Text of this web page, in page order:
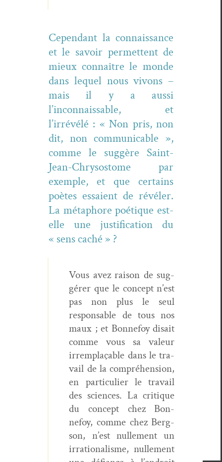
Cepen­dant la con­nais­sance
et le savoir per­me­t­tent de
mieux con­naître le monde
dans lequel nous vivons –
mais il y a aus­si
l’inconnaissable, et
l’irrévélé : « Non pris, non
dit, non com­mu­ni­ca­ble »,
comme le sug­gère Saint-
Jean-Chrysos­tome par
exem­ple, et que cer­tains
poètes essaient de révéler.
La métaphore poé­tique est-
elle une jus­ti­fi­ca­tion du
« sens caché » ?
Vous avez rai­son de sug­
gér­er que le con­cept n’est
pas non plus le seul
respon­s­able de tous nos
maux ; et Bon­nefoy dis­ait
comme vous sa valeur
irrem­plaçable dans le tra­
vail de la com­préhen­sion,
en par­ti­c­uli­er le tra­vail
des sci­ences. La cri­tique
du con­cept chez Bon­
nefoy, comme chez Berg­
son, n’est nulle­ment un
irra­tional­isme, nulle­ment